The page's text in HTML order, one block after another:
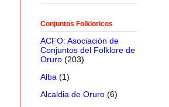
Conjuntos Folkloricos
ACFO: Asociación de
Conjuntos del Folklore de
Oruro (203)
Alba (1)
Alcaldia de Oruro (6)